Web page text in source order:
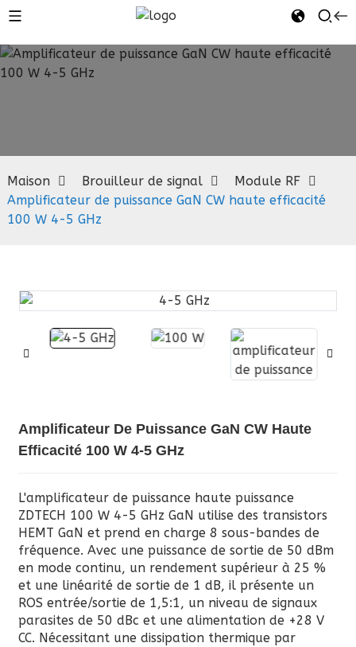
Maison Brouilleur de signal
Module RF
Amplificateur de puissance GaN CW haute efficacité
100 W 4-5 GHz
Amplificateur De Puissance GaN CW Haute
Efficacité 100 W 4-5 GHz
L'amplificateur de puissance haute puissance
ZDTECH 100 W 4-5 GHz GaN utilise des transistors
HEMT GaN et prend en charge 8 sous-bandes de
fréquence. Avec une puissance de sortie de 50 dBm
en mode continu, un rendement supérieur à 25 %
et une linéarité de sortie de 1 dB, il présente un
ROS entrée/sortie de 1,5:1, un niveau de signaux
parasites de 50 dBc et une alimentation de +28 V
CC. Nécessitant une dissipation thermique par